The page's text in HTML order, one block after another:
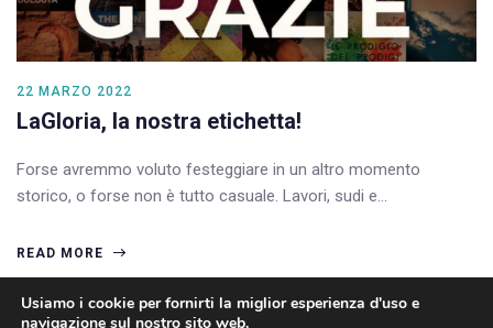
22 MARZO 2022
LaGloria, la nostra etichetta!
Forse avremmo voluto festeggiare in un altro momento
storico, o forse non è tutto casuale. Lavori, sudi e…
READ MORE
Usiamo i cookie per fornirti la miglior esperienza d'uso e
navigazione sul nostro sito web.